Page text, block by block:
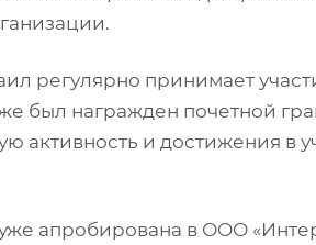
регулярно принимает
был награжден почетной
активность и достижения в
апробирована в ООО